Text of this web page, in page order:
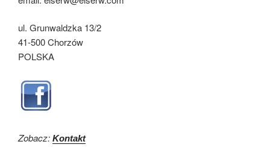
ul. Grunwaldzka 13/2
41-500 Chorzów
POLSKA
Zobacz: Kontakt